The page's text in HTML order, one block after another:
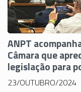
ANPT
Câmara que
legislação para
23/OUTUBRO/2024